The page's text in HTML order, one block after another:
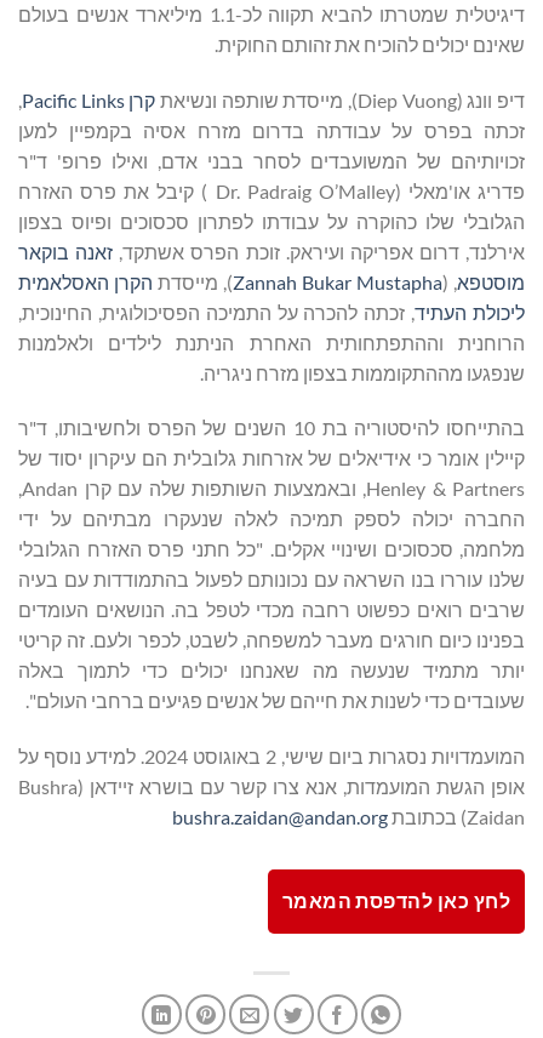
דיגיטלית שמטרתו להביא תקווה לכ-1.1 מיליארד אנשים בעולם
שאינם יכולים להוכיח את זהותם החוקית.
דיפ וונג (Diep Vuong), מייסדת שותפה ונשיאת קרן Pacific Links
זכתה בפרס על עבודתה בדרום מזרח אסיה בקמפיין למען
זכויותיהם של המשועבדים לסחר בבני אדם, ואילו פרופ' ד"ר
פדריג או'מאלי (Dr. Padraig O’Malley ) קיבל את פרס האזרח
הגלובלי שלו כהוקרה על עבודתו לפתרון סכסוכים ופיוס בצפון
אירלנד, דרום אפריקה ועיראק. זוכת הפרס אשתקד, זאנה בוקאר
מוסטפא , (
Zannah Bukar Mustapha), מייסדת הקרן האסלאמית
ליכולת העתיד, זכתה להכרה על התמיכה הפסיכולוגית, החינוכית,
הרוחנית וההתפתחותית האחרת הניתנת לילדים ולאלמנות
שנפגעו מההתקוממות בצפון מזרח ניגריה.
בהתייחסו להיסטוריה בת 10 השנים של הפרס ולחשיבותו, ד"ר
קיילין אומר כי אידיאלים של אזרחות גלובלית הם עיקרון יסוד של
Henley & Partners, ובאמצעות השותפות שלה עם קרן Andan,
החברה יכולה לספק תמיכה לאלה שנעקרו מבתיהם על ידי
מלחמה, סכסוכים ושינויי אקלים. "כל חתני פרס האזרח הגלובלי
שלנו עוררו בנו השראה עם נכונותם לפעול בהתמודדות עם בעיה
שרבים רואים כפשוט רחבה מכדי לטפל בה. הנושאים העומדים
בפנינו כיום חורגים מעבר למשפחה, לשבט, לכפר ולעם. זה קריטי
יותר מתמיד שנעשה מה שאנחנו יכולים כדי לתמוך באלה
שעובדים כדי לשנות את חייהם של אנשים פגיעים ברחבי העולם".
המועמדויות נסגרות ביום שישי, 2 באוגוסט 2024. למידע נוסף על
אופן הגשת המועמדות, אנא צרו קשר עם בושרא זיידאן (Bushra
Zaidan) בכתובת
bushra.zaidan@andan.org
לחץ כאן להדפסת המאמר